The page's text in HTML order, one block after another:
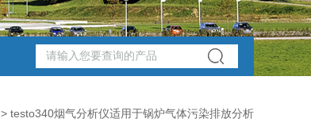
> testo340烟气分析仪适用于锅炉气体污染排放分析